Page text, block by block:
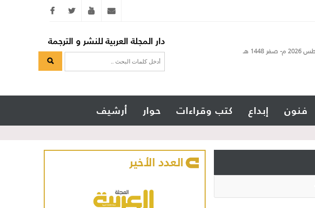
1448 هـ
دار المجلة العربية للنشر و الترجمة
فنون إبداع كتب وقراءات حوار أرشيف
العدد الأخير